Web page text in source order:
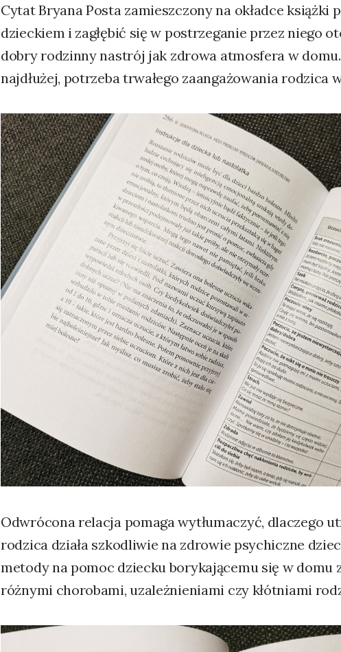
Cytat Bryana Posta zamieszczony na okładce książki
dzieckiem i zagłębić się w postrzeganie przez niego
dobry rodzinny nastrój jak zdrowa atmosfera w
najdłużej, potrzeba trwałego zaangażowania rodzica
Odwrócona relacja pomaga wytłumaczyć, dlaczego
rodzica działa szkodliwie na zdrowie psychiczne
metody na pomoc dziecku borykającemu się w domu
różnymi chorobami, uzależnieniami czy kłótniami